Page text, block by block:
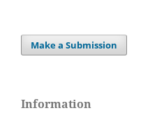
Make a Submission
Information